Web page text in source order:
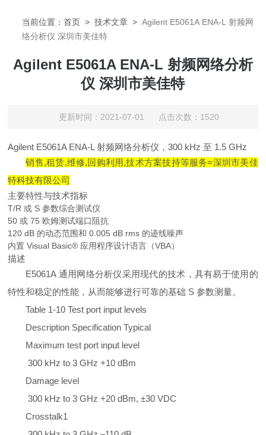
当前位置：首页 >技术文章 >Agilent E5061A ENA-L 射频网
络分析仪 深圳市美佳特
Agilent E5061A ENA-L 射频网络分析
仪 深圳市美佳特
更新时间：2021-07-01 点击次数：1520
Agilent E5061A ENA-L 射频网络分析仪，300 kHz 至 1.5 GHz
销售,租赁,维修,回购利用,技术方案技持等服务=深圳市美佳
特科技有限公司
主要特性与技术指标
T/R 或 S 参数综合测试仪
50 或 75 欧姆测试端口阻抗
120 dB 的动态范围和 0.005 dB rms 的迹线噪声
内置 Visual Basic® 应用程序设计语言（VBA）
描述
E5061A 通用网络分析仪采用现代的技术，具有易于使用的
特性和稳定的性能，从而能够进行可靠的基础 S 参数测量。
Table 1-10 Test port input levels
Description Specification Typical
Maximum test port input level
300 kHz to 3 GHz +10 dBm
Damage level
300 kHz to 3 GHz +20 dBm, ±30 VDC
Crosstalk1